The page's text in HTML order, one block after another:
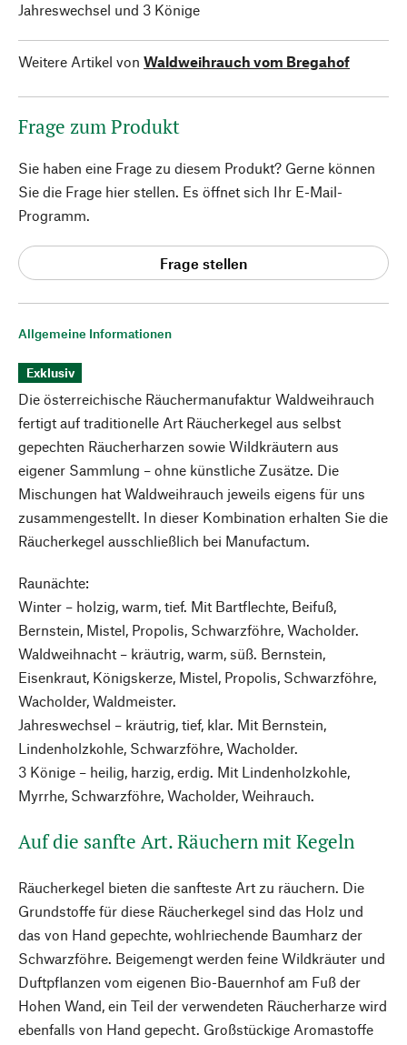
Allgemeine Informationen
Exklusiv
Die österreichische Räuchermanufaktur Waldweihrauch
fertigt auf traditionelle Art Räucherkegel aus selbst
gepechten Räucherharzen sowie Wildkräutern aus
eigener Sammlung – ohne künstliche Zusätze. Die
Mischungen hat Waldweihrauch jeweils eigens für uns
zusammengestellt. In dieser Kombination erhalten Sie die
Räucherkegel ausschließlich bei Manufactum.
Raunächte:
Winter – holzig, warm, tief. Mit Bartflechte, Beifuß,
Bernstein, Mistel, Propolis, Schwarzföhre, Wacholder.
Waldweihnacht – kräutrig, warm, süß. Bernstein,
Eisenkraut, Königskerze, Mistel, Propolis, Schwarzföhre,
Wacholder, Waldmeister.
Jahreswechsel – kräutrig, tief, klar. Mit Bernstein,
Lindenholzkohle, Schwarzföhre, Wacholder.
3 Könige – heilig, harzig, erdig. Mit Lindenholzkohle,
Myrrhe, Schwarzföhre, Wacholder, Weihrauch.
Auf die sanfte Art. Räuchern mit Kegeln
Räucherkegel bieten die sanfteste Art zu räuchern. Die
Grundstoffe für diese Räucherkegel sind das Holz und
das von Hand gepechte, wohlriechende Baumharz der
Schwarzföhre. Beigemengt werden feine Wildkräuter und
Duftpflanzen vom eigenen Bio-Bauernhof am Fuß der
Hohen Wand, ein Teil der verwendeten Räucherharze wird
ebenfalls von Hand gepecht. Großstückige Aromastoffe
Jahreswechsel und 3 Könige
Weitere Artikel von Waldweihrauch vom Bregahof
Frage zum Produkt
Sie haben eine Frage zu diesem Produkt? Gerne können
Sie die Frage hier stellen. Es öffnet sich Ihr E-Mail-
Programm.
Frage stellen